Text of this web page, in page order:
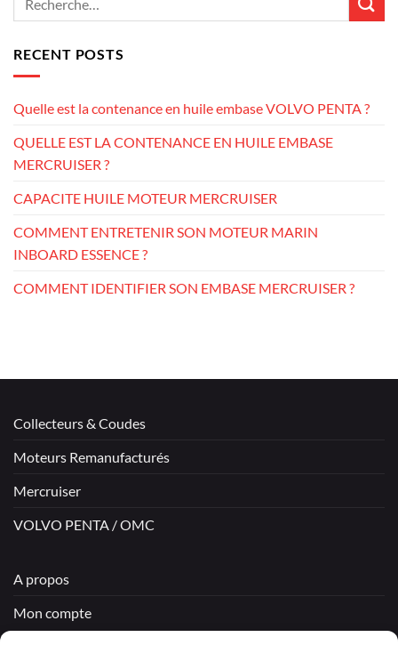
RECENT POSTS
Quelle est la contenance en huile embase VOLVO PENTA ?
QUELLE EST LA CONTENANCE EN HUILE EMBASE
MERCRUISER ?
CAPACITE HUILE MOTEUR MERCRUISER
COMMENT ENTRETENIR SON MOTEUR MARIN
INBOARD ESSENCE ?
COMMENT IDENTIFIER SON EMBASE MERCRUISER ?
Collecteurs & Coudes
Moteurs Remanufacturés
Mercruiser
VOLVO PENTA / OMC
A propos
Mon compte